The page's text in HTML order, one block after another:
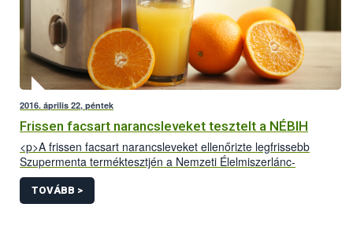
2016. április 22, péntek
Frissen facsart narancsleveket tesztelt a NÉBIH
<p>A frissen facsart narancsleveket ellenőrizte legfrissebb
Szupermenta terméktesztjén a Nemzeti Élelmiszerlánc-
biztonsági Hivatal (NÉBIH). A hatóság munkatársai tíz
vendéglátóhelyen vizsgálták a termékek előállítását és
forgalmazását, az alapanyagok minőségét és nyomon
TOVÁBB >